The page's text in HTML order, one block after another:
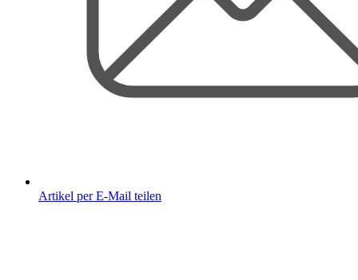
Artikel per E-Mail teilen